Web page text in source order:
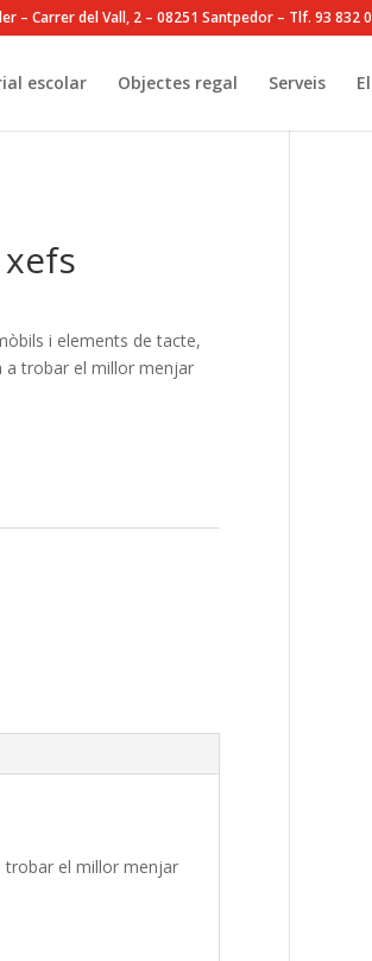
– Carrer del Vall, 2 – 08251 Santpedor – Tlf. 93
escolar Objectes regal Serveis
i elements de tacte,
a trobar el millor menjar
trobar el millor menjar